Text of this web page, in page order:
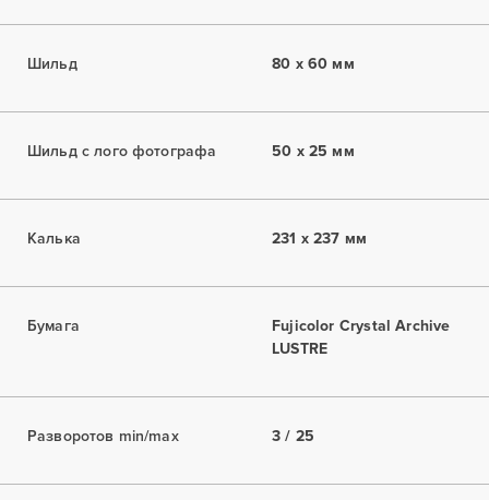
Шильд 80 x 60 мм
Шильд с лого фотографа 50 x 25 мм
Калька 231 x 237 мм
Бумага
Fujicolor Crystal Archive
LUSTRE
Разворотов min/max 3 / 25